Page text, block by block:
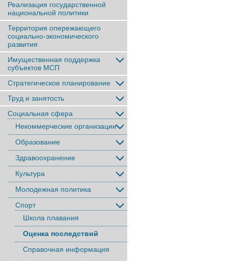
Реализация государственной
национальной политики
Территория опережающего
социально-экономического
развития
Имущественная поддержка
субъектов МСП
Стратегическое планирование
Труд и занятость
Социальная сфера
Некоммерческие организации
Образование
Здравоохранение
Культура
Молодежная политика
Спорт
Школа плавания
Оценка последствий
Справочная информация